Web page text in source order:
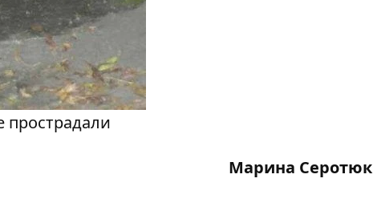
прострадали
Марина Серотюк